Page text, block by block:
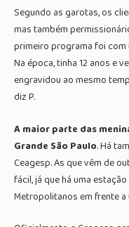
Segundo as garotas, os
mas também
primeiro programa foi com
Na época, tinha 12 anos e
engravidou ao mesmo
diz P.
A maior parte das
Grande São Paulo. Há
Ceagesp. As que vêm de
fácil, já que há uma
Metropolitanos em frente